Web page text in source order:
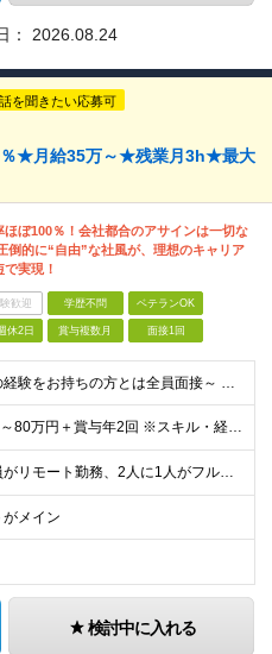
： 2026.08.24
話を聞きたい応募可
％★月給35万～★残業月3h★最大
ほぼ100％！会社都合のアサインは一切な
倒的に“自由”な社風が、理想のキャリア
で実現！
歓迎 学歴不問 ベテランOK
休2日 賞与複数月 面接1回
～半年以上の経験をお持ちの方とは全員面接～ ■開発エンジニアとして実務経験をお持ちの方（運用・保守のみもOK！） ■学歴不問 ＼こんな方にピッタリ／ □自分の頑張りが会社の成長につながることを実感し
■月給35万円～80万円＋賞与年2回 ※スキル・経験などを考慮し決定します ※試用期間6ヶ月あり。期間中は契約社員となります。その他の待遇に差異はありません（試用期間終了後、昇給の可能性あり） ※上記
★現在全社員がリモート勤務、2人に1人がフルリモート中 ★転勤なし！ ★地方移住の相談にも柔軟に対応します ■関東（東京・埼玉・神奈川・千葉）、関西（大阪）のプロジェクト先 ※希望や居住地を考慮し、
メイン
検討中に入れる